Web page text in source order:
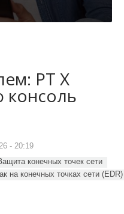
PT X
консоль
- 20:19
конечных точек сети
на конечных точках сети (EDR)